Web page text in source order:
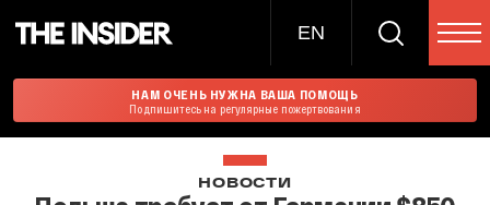
EN
НАМ ОЧЕНЬ НУЖНА ВАША ПОМОЩЬ
Подпишитесь на регулярные пожертвования
НОВОСТИ